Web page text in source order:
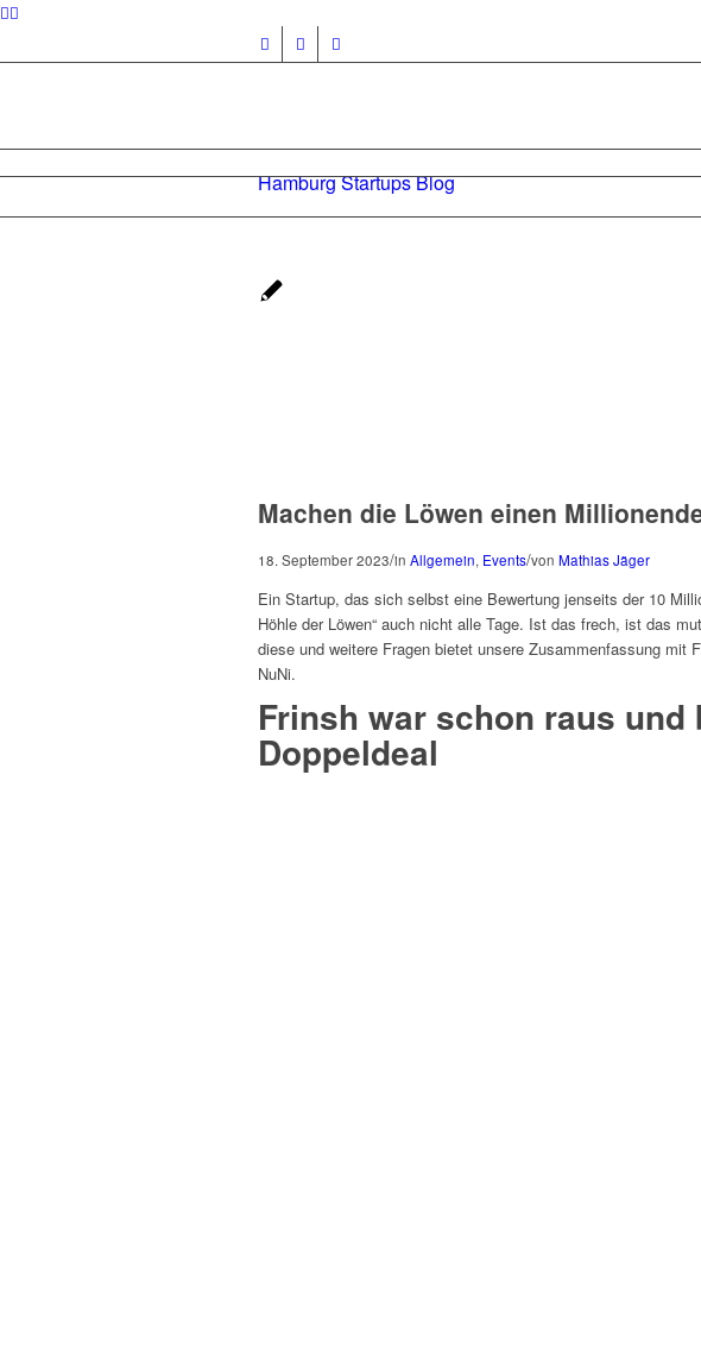
Hamburg Startups Blog
Machen die Löwen einen
18. September 2023/in Allgemein, Events/von Mathias Jäger
Ein Startup, das sich selbst eine Bewertung jenseits der 10
Höhle der Löwen“ auch nicht alle Tage. Ist das frech, ist das
diese und weitere Fragen bietet unsere Zusammenfassung mit
NuNi.
Frinsh war schon raus und
Doppeldeal